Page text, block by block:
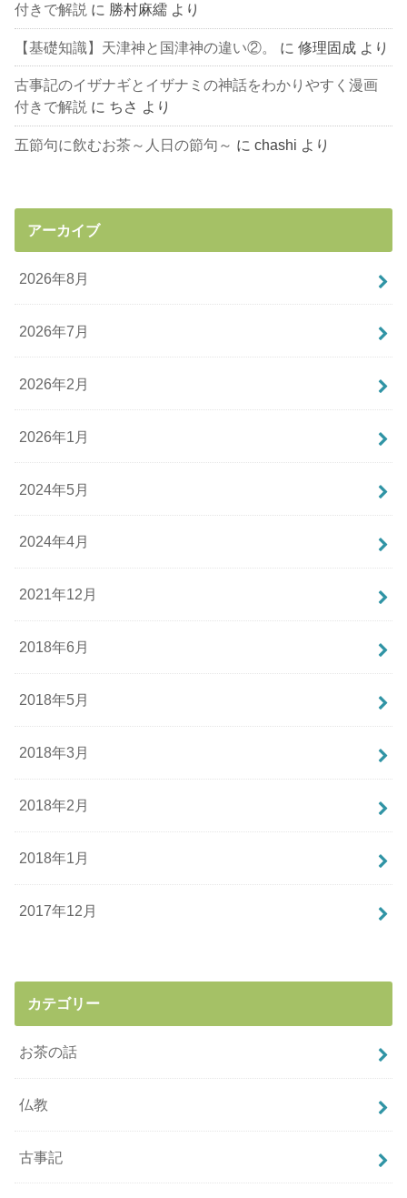
付きで解説 に 勝村麻繻 より
【基礎知識】天津神と国津神の違い②。 に修理固成 より
古事記のイザナギとイザナミの神話をわかりやすく漫画
付きで解説 に ちさ より
五節句に飲むお茶～人日の節句～ にchashi より
アーカイブ
2026年8月
2026年7月
2026年2月
2026年1月
2024年5月
2024年4月
2021年12月
2018年6月
2018年5月
2018年3月
2018年2月
2018年1月
2017年12月
カテゴリー
お茶の話
仏教
古事記